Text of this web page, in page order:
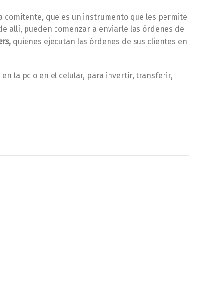
comitente, que es un instrumento que les permite
allí, pueden comenzar a enviarle las órdenes de
, quienes ejecutan las órdenes de sus clientes en
la pc o en el celular, para invertir, transferir,